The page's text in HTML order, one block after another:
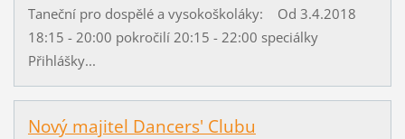
Taneční pro dospělé a vysokoškoláky: Od 3.4.2018
18:15 - 20:00 pokročilí 20:15 - 22:00 speciálky
Přihlášky...
Nový majitel Dancers' Clubu